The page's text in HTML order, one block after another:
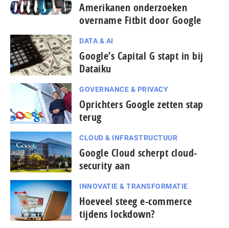
Amerikanen onderzoeken
overname Fitbit door Google
DATA & AI
Google’s Capital G stapt in bij
Dataiku
GOVERNANCE & PRIVACY
Oprichters Google zetten stap
terug
CLOUD & INFRASTRUCTUUR
Google Cloud scherpt cloud-
security aan
INNOVATIE & TRANSFORMATIE
Hoeveel steeg e-commerce
tijdens lockdown?